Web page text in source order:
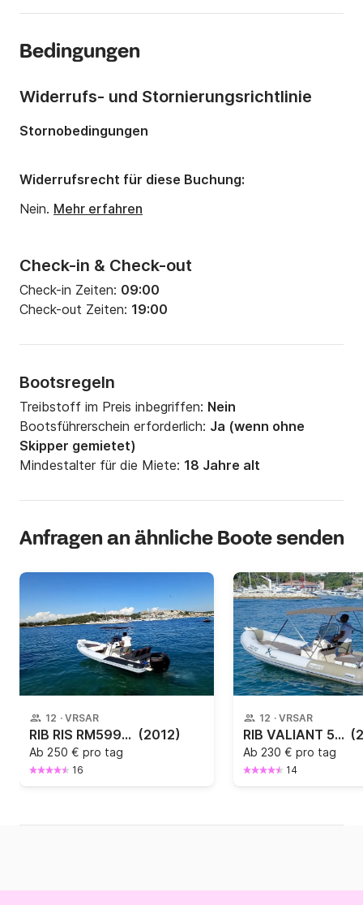
Anzahl Plätze an Bord:
Bedingungen
Check-in & Check-out
Check-in Zeiten: 09:00
Check-out Zeiten: 19:00
Bootsregeln
Treibstoff im Preis inbegriffen: Nein
Bootsführerschein erforderlich: Ja (wenn ohne
Skipper gemietet)
Mindestalter für die Miete: 18 Jahre alt
Widerrufs- und Stornierungsrichtlinie
Stornobedingungen
Widerrufsrecht für diese Buchung:
Nein. Mehr erfahren
Anfragen an ähnliche Boote senden
12 · VRSAR
RIB RIS RM599 150PS (2012)
Ab 250 € pro tag
16
12 · VRSAR
RIB VALIANT 570 115PS
Ab 230 € pro tag
14